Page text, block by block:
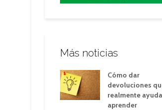
Más noticias
Cómo dar
devoluciones
realmente
aprender